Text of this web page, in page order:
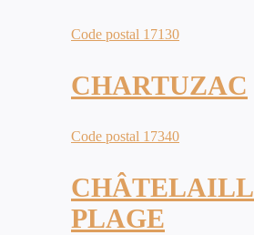
Code postal 17130
CHARTUZAC
Code postal 17340
PLAGE